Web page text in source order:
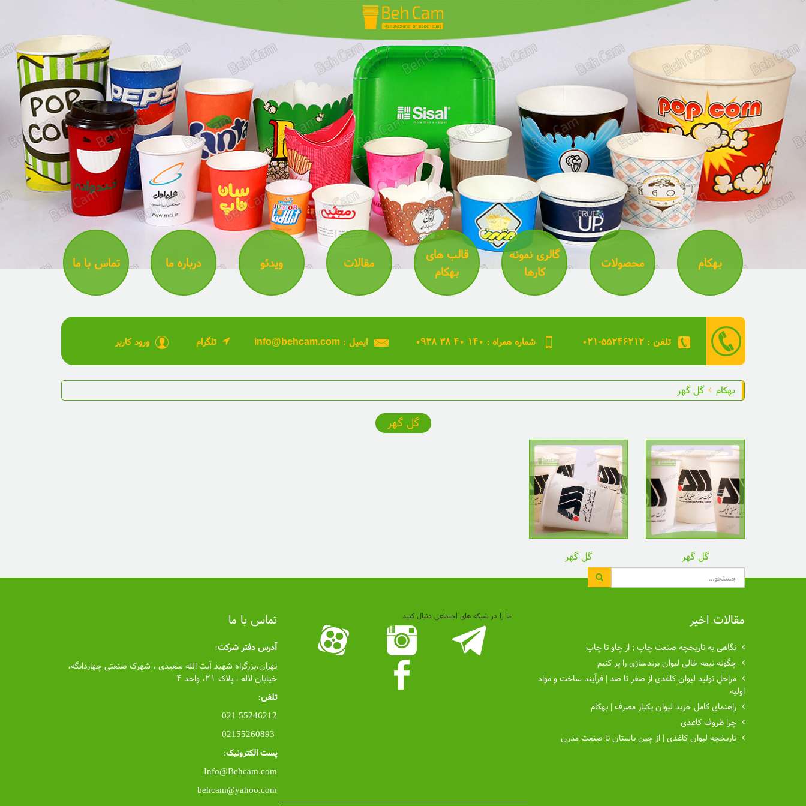
بهکام محصولات
گالری نمونه
کارها
قالب های
بهکام
مقالات ویدئو درباره ما تماس با ما
۰۲۱-۵۵۲۴۶۲۱۲ : تلفن ۰۹۳۸ ۳۸ ۴۰ ۱۴۰ : شماره همراه info@behcam.com : ایمیل تلگرام ورود کاربر
بهکام گل گهر
گل گهر
گل گهر گل گهر
مقالات اخیر
نگاهی به تاریخچه صنعت چاپ ; از چاو تا چاپ
چگونه نیمه خالی لیوان برندسازی را پر کنیم
مراحل تولید لیوان کاغذی از صفر تا صد | فرآیند ساخت و مواد
اولیه
راهنمای کامل خرید لیوان یکبار مصرف | بهکام
چرا ظروف کاغذی
تاریخچه لیوان کاغذی | از چین باستان تا صنعت مدرن
ما را در شبکه های اجتماعی دنبال کنید تماس با ما
آدرس دفتر شرکت:
تهران،بزرگراه شهید آیت الله سعیدی ، شهرک صنعتی چهاردانگه،
خیابان لاله ، پلاک ۲۱، واحد ۴
تلفن:
55246212 021
پست الکترونیک:
Info@Behcam.com
behcam@yahoo.com